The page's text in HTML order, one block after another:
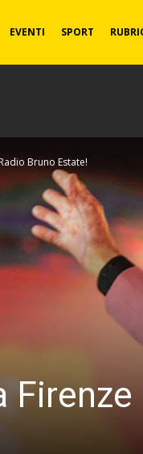
EVENTI SPORT
Bruno Estate!